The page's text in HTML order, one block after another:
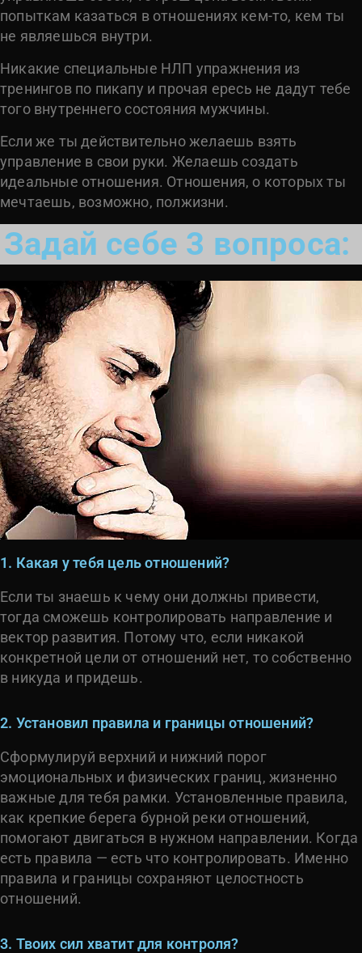
попыткам казаться в отношениях кем-то, кем ты
не являешься внутри.
Никакие специальные НЛП упражнения из
тренингов по пикапу и прочая ересь не дадут тебе
того внутреннего состояния мужчины.
Если же ты действительно желаешь взять
управление в свои руки. Желаешь создать
идеальные отношения. Отношения, о которых ты
мечтаешь, возможно, полжизни.
Задай себе 3 вопроса:
1. Какая у тебя цель отношений?
Если ты знаешь к чему они должны привести,
тогда сможешь контролировать направление и
вектор развития. Потому что, если никакой
конкретной цели от отношений нет, то собственно
в никуда и придешь.
2. Установил правила и границы отношений?
Сформулируй верхний и нижний порог
эмоциональных и физических границ, жизненно
важные для тебя рамки. Установленные правила,
как крепкие берега бурной реки отношений,
помогают двигаться в нужном направлении. Когда
есть правила — есть что контролировать. Именно
правила и границы сохраняют целостность
отношений.
3. Твоих сил хватит для контроля?